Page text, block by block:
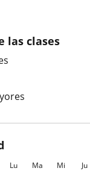
las clases
Lu Ma Mi Ju